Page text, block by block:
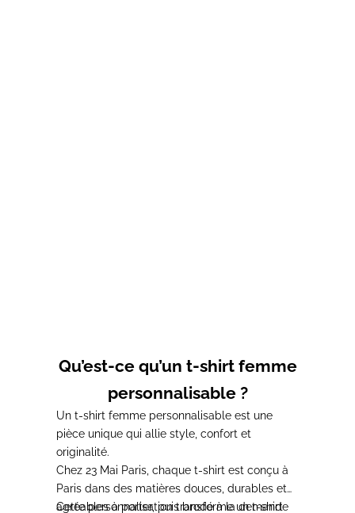
Qu’est-ce qu’un t-shirt femme
personnalisable ?
Un t-shirt femme personnalisable est une
pièce unique qui allie style, confort et
originalité.
Chez 23 Mai Paris , chaque t-shirt est conçu à
Paris dans des matières douces, durables et
agréables à porter, puis brodé à la demande
Cette personnalisation transforme un t-shirt